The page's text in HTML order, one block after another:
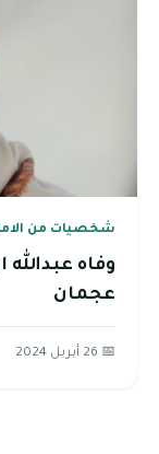
شخصيات من
وفاه
عجمان
📅 26 أبريل 2024